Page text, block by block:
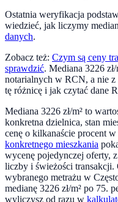
Ostatnia weryfikacja
wiedzieć, jak liczymy
danych.
Zobacz też: Czym są ceny
sprawdzić. Mediana 3226
notarialnych w RCN, a nie
tę różnicę i jak czytać dane
Mediana 3226 zł/m² to
konkretna dzielnica, stan
cenę o kilkanaście procent
konkretnego mieszkania
wycenę pojedynczej oferty,
liczby i świeżości transakcji.
wybranego metrażu w
medianę 3226 zł/m² po 75.
wyliczysz od razu w